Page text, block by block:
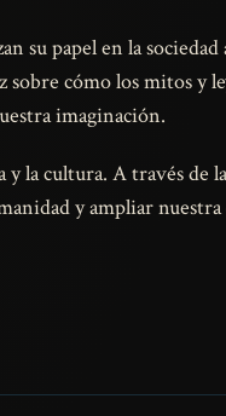
su papel en la
cómo los mitos y
imaginación.
la cultura. A través de
y ampliar